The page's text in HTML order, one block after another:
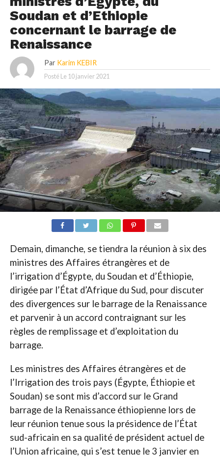
Soudan et d’Ethiopie
concernant le barrage de
Renaissance
Par Karim KEBIR
Posté Le 10 janvier 2021
Demain, dimanche, se tiendra la réunion à six des
ministres des Affaires étrangères et de
l’irrigation d’Égypte, du Soudan et d’Éthiopie,
dirigée par l’État d’Afrique du Sud, pour discuter
des divergences sur le barrage de la Renaissance
et parvenir à un accord contraignant sur les
règles de remplissage et d’exploitation du
barrage.
Les ministres des Affaires étrangères et de
l’Irrigation des trois pays (Égypte, Éthiopie et
Soudan) se sont mis d’accord sur le Grand
barrage de la Renaissance éthiopienne lors de
leur réunion tenue sous la présidence de l’État
sud-africain en sa qualité de président actuel de
l’Union africaine, qui s’est tenue le 3 janvier en